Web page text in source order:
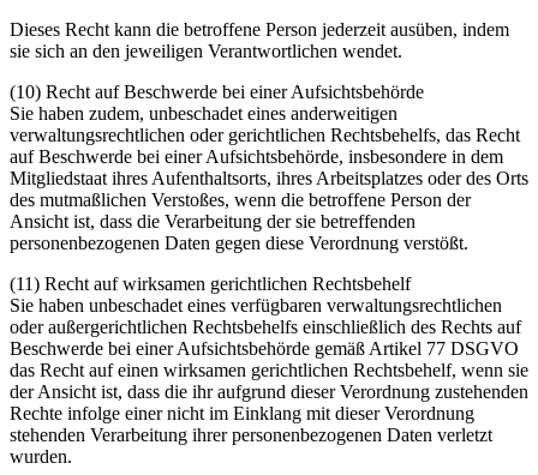
Dieses Recht kann die betroffene Person jederzeit ausüben, indem
sie sich an den jeweiligen Verantwortlichen wendet.
(10) Recht auf Beschwerde bei einer Aufsichtsbehörde
Sie haben zudem, unbeschadet eines anderweitigen
verwaltungsrechtlichen oder gerichtlichen Rechtsbehelfs, das Recht
auf Beschwerde bei einer Aufsichtsbehörde, insbesondere in dem
Mitgliedstaat ihres Aufenthaltsorts, ihres Arbeitsplatzes oder des Orts
des mutmaßlichen Verstoßes, wenn die betroffene Person der
Ansicht ist, dass die Verarbeitung der sie betreffenden
personenbezogenen Daten gegen diese Verordnung verstößt.
(11) Recht auf wirksamen gerichtlichen Rechtsbehelf
Sie haben unbeschadet eines verfügbaren verwaltungsrechtlichen
oder außergerichtlichen Rechtsbehelfs einschließlich des Rechts auf
Beschwerde bei einer Aufsichtsbehörde gemäß Artikel 77 DSGVO
das Recht auf einen wirksamen gerichtlichen Rechtsbehelf, wenn sie
der Ansicht ist, dass die ihr aufgrund dieser Verordnung zustehenden
Rechte infolge einer nicht im Einklang mit dieser Verordnung
stehenden Verarbeitung ihrer personenbezogenen Daten verletzt
wurden.